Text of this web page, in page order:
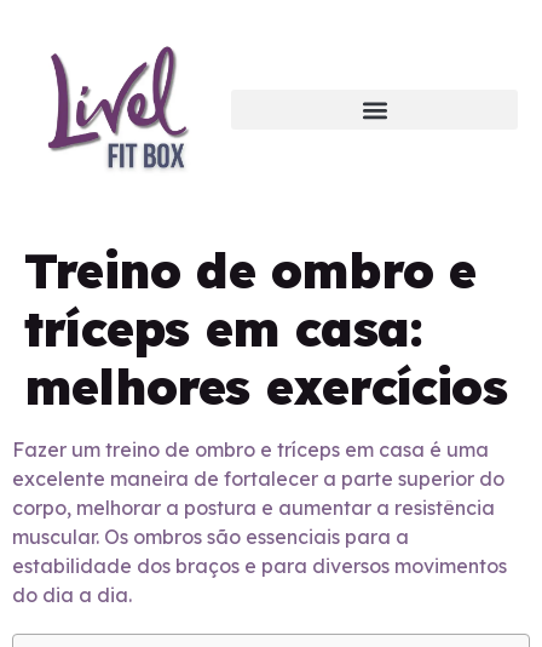
Treino de ombro e
tríceps em casa:
melhores exercícios
Fazer um treino de ombro e tríceps em casa é uma
excelente maneira de fortalecer a parte superior do
corpo, melhorar a postura e aumentar a resistência
muscular. Os ombros são essenciais para a
estabilidade dos braços e para diversos movimentos
do dia a dia.